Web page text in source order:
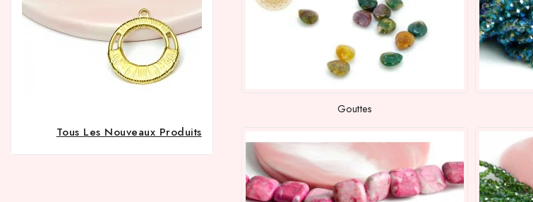
Tous Les Nouveaux Produits
Gouttes